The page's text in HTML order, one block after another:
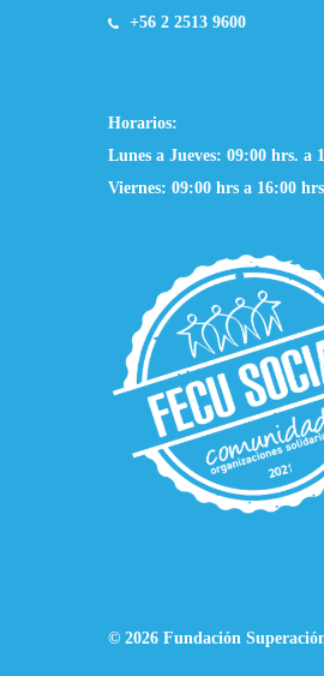
+56 2 2513 9600
Horarios:
Lunes a Jueves: 09:00 hrs. a
Viernes: 09:00 hrs a 16:00
© 2026 Fundación